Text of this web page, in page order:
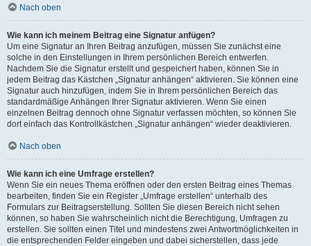
Nach oben
Wie kann ich meinem Beitrag eine Signatur anfügen?
Um eine Signatur an Ihren Beitrag anzufügen, müssen Sie zunächst eine
solche in den Einstellungen in Ihrem persönlichen Bereich entwerfen.
Nachdem Sie die Signatur erstellt und gespeichert haben, können Sie in
jedem Beitrag das Kästchen „Signatur anhängen“ aktivieren. Sie können eine
Signatur auch hinzufügen, indem Sie in Ihrem persönlichen Bereich das
standardmäßige Anhängen Ihrer Signatur aktivieren. Wenn Sie einen
einzelnen Beitrag dennoch ohne Signatur verfassen möchten, so können Sie
dort einfach das Kontrollkästchen „Signatur anhängen“ wieder deaktivieren.
Nach oben
Wie kann ich eine Umfrage erstellen?
Wenn Sie ein neues Thema eröffnen oder den ersten Beitrag eines Themas
bearbeiten, finden Sie ein Register „Umfrage erstellen“ unterhalb des
Formulars zur Beitragserstellung. Sollten Sie diesen Bereich nicht sehen
können, so haben Sie wahrscheinlich nicht die Berechtigung, Umfragen zu
erstellen. Sie sollten einen Titel und mindestens zwei Antwortmöglichkeiten in
die entsprechenden Felder eingeben und dabei sicherstellen, dass jede